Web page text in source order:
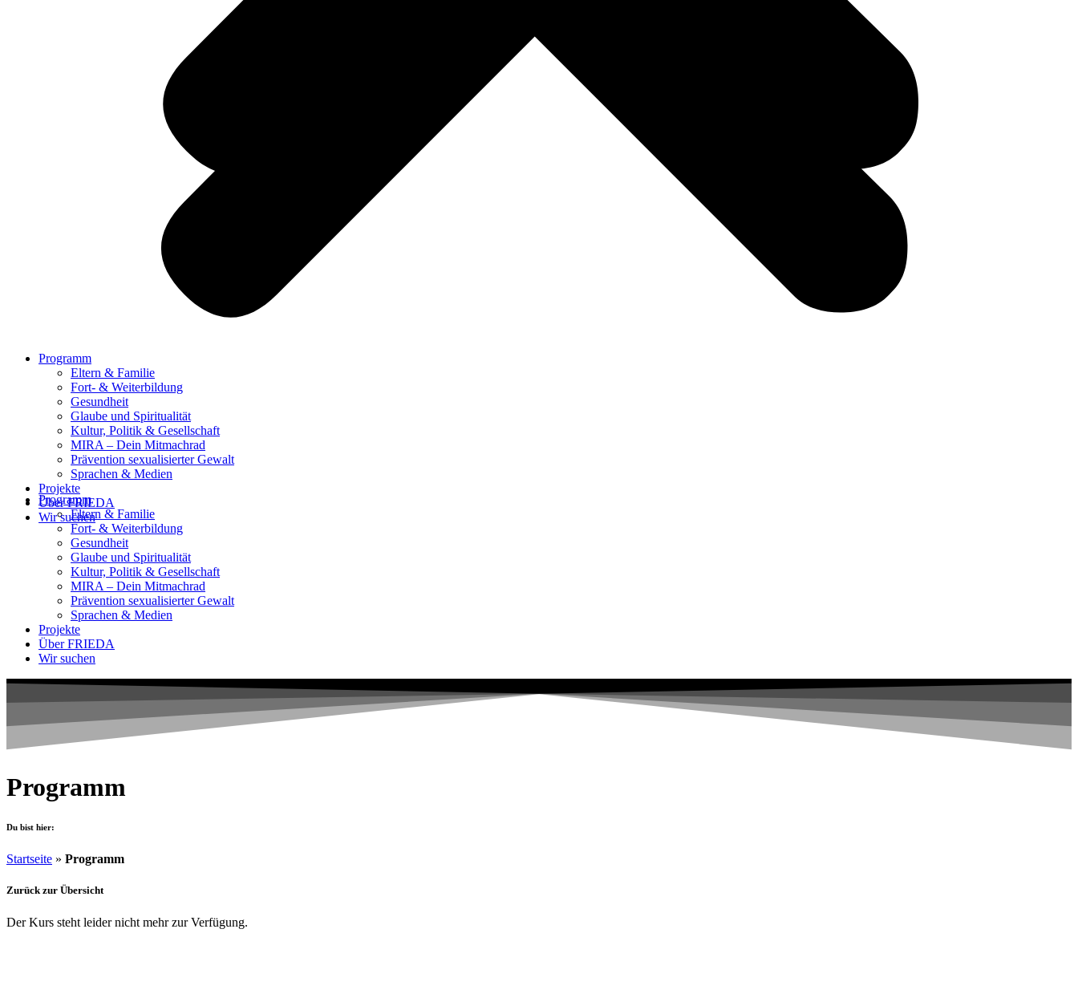
Programm
Eltern & Familie
Fort- & Weiterbildung
Gesundheit
Glaube und Spiritualität
Kultur, Politik & Gesellschaft
MIRA – Dein Mitmachrad
Prävention sexualisierter Gewalt
Sprachen & Medien
Projekte
Über FRIEDA
Wir suchen
Programm
Eltern & Familie
Fort- & Weiterbildung
Gesundheit
Glaube und Spiritualität
Kultur, Politik & Gesellschaft
MIRA – Dein Mitmachrad
Prävention sexualisierter Gewalt
Sprachen & Medien
Projekte
Über FRIEDA
Wir suchen
Programm
Du bist hier:
Startseite » Programm
Zurück zur Übersicht
Der Kurs steht leider nicht mehr zur Verfügung.